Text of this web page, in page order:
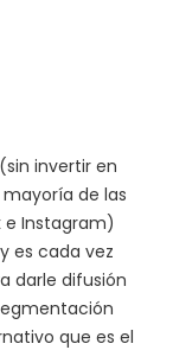
invertir en
de las
Instagram)
es cada vez
darle difusión
que es el